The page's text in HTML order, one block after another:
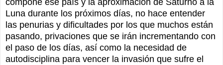
compone ese país y la aproximación de Saturno a la
Luna durante los próximos días, no hace entender
las penurias y dificultades por los que muchos están
pasando, privaciones que se irán incrementando con
el paso de los días, así como la necesidad de
autodisciplina para vencer la invasión que sufre el